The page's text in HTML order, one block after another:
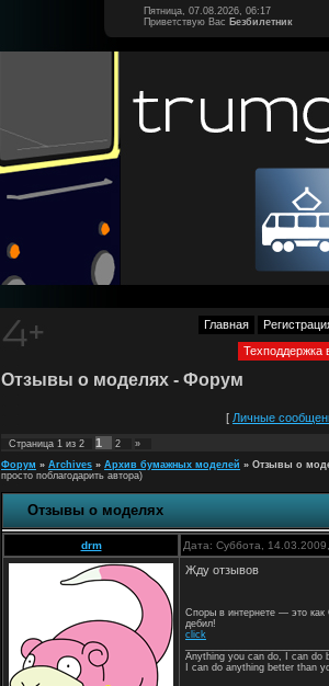
Пятница, 07.08.2026, 06:17
Приветствую Вас Безбилетник
Главная
Техподдержка
Отзывы о моделях - Форум
[ Личные
Страница 1 из 2 1 2 »
Форум » Archives » Архив бумажных моделей » Отзывы о
просто поблагодарить автора)
Отзывы о моделях
drm Дата: Суббота,
Жду отзывов
Споры в интернете — это
дебил!
click
Anything you can do, I can do
I can do anything better than